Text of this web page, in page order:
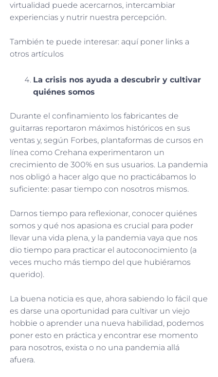
virtualidad puede acercarnos, intercambiar
experiencias y nutrir nuestra percepción.
También te puede interesar: aquí poner links a
otros artículos
La crisis nos ayuda a descubrir y cultivar
quiénes somos
Durante el confinamiento los fabricantes de
guitarras reportaron máximos históricos en sus
ventas y, según Forbes, plantaformas de cursos en
línea como Crehana experimentaron un
crecimiento de 300% en sus usuarios. La pandemia
nos obligó a hacer algo que no practicábamos lo
suficiente: pasar tiempo con nosotros mismos.
Darnos tiempo para reflexionar, conocer quiénes
somos y qué nos apasiona es crucial para poder
llevar una vida plena, y la pandemia vaya que nos
dio tiempo para practicar el autoconocimiento (a
veces mucho más tiempo del que hubiéramos
querido).
La buena noticia es que, ahora sabiendo lo fácil que
es darse una oportunidad para cultivar un viejo
hobbie o aprender una nueva habilidad, podemos
poner esto en práctica y encontrar ese momento
para nosotros, exista o no una pandemia allá
afuera.